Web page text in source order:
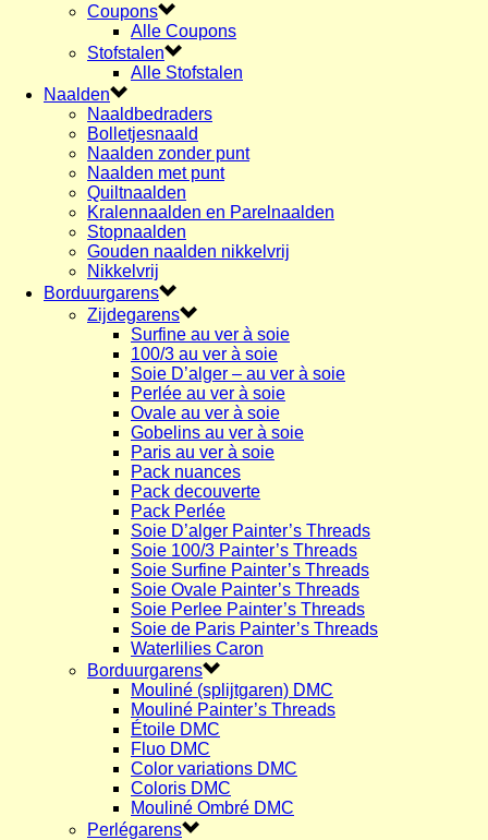
Coupons
Alle Coupons
Stofstalen
Alle Stofstalen
Naalden
Naaldbedraders
Bolletjesnaald
Naalden zonder punt
Naalden met punt
Quiltnaalden
Kralennaalden en Parelnaalden
Stopnaalden
Gouden naalden nikkelvrij
Nikkelvrij
Borduurgarens
Zijdegarens
Surfine au ver à soie
100/3 au ver à soie
Soie D’alger – au ver à soie
Perlée au ver à soie
Ovale au ver à soie
Gobelins au ver à soie
Paris au ver à soie
Pack nuances
Pack decouverte
Pack Perlée
Soie D’alger Painter’s Threads
Soie 100/3 Painter’s Threads
Soie Surfine Painter’s Threads
Soie Ovale Painter’s Threads
Soie Perlee Painter’s Threads
Soie de Paris Painter’s Threads
Waterlilies Caron
Borduurgarens
Mouliné (splijtgaren) DMC
Mouliné Painter’s Threads
Étoile DMC
Fluo DMC
Color variations DMC
Coloris DMC
Mouliné Ombré DMC
Perlégarens